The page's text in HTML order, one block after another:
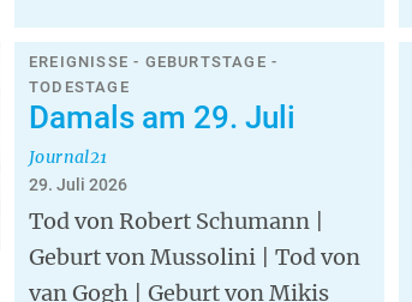
EREIGNISSE - GEBURTSTAGE -
TODESTAGE
Damals am 29. Juli
Journal21
29. Juli 2026
Tod von Robert Schumann |
Geburt von Mussolini | Tod von
van Gogh | Geburt von Mikis